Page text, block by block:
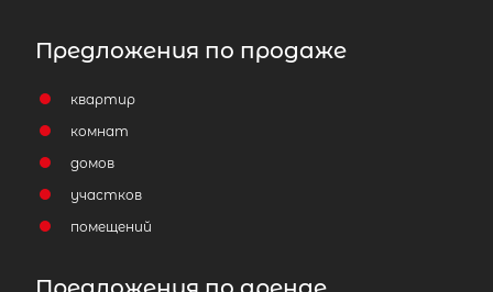
Предложения по продаже
квартир
комнат
домов
участков
помещений